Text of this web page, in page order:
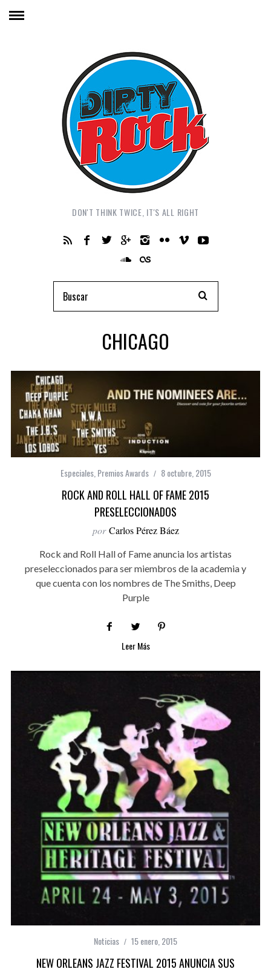
DON'T THINK TWICE, IT'S ALL RIGHT
CHICAGO
Especiales, Premios Awards 8 octubre, 2015
ROCK AND ROLL HALL OF FAME 2015
PRESELECCIONADOS
por Carlos Pérez Báez
Rock and Roll Hall of Fame anuncia los artistas
preseleccionados para ser miembros de la academia y
que cuenta con los nombres de The Smiths, Deep
Purple
Leer Más
Noticias 15 enero, 2015
NEW ORLEANS JAZZ FESTIVAL 2015 ANUNCIA SUS